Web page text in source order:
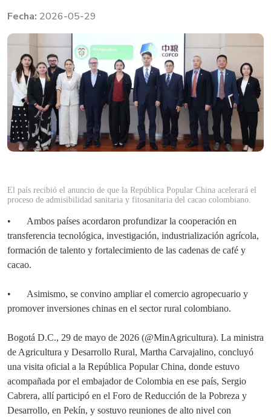
2026-05-29
El país recibió el anuncio de que la República Popular China acelerará el
proceso de admisibilidad sanitaria y fitosanitaria del cacao colombiano.
•
Ambos países acordaron profundizar la cooperación en
transferencia tecnológica, investigación, industrialización agrícola,
formación de talento y fortalecimiento de las cadenas de café y
cacao.
•
Asimismo, se convino ampliar el comercio agropecuario y
promover inversiones chinas en el sector rural colombiano.
Bogotá D.C., 29 de mayo de 2026 (@MinAgricultura). La ministra
de Agricultura y Desarrollo Rural, Martha Carvajalino, concluyó
una visita oficial a la República Popular China, donde estuvo
acompañada por el embajador de Colombia en ese país, Sergio
Cabrera, allí participó en el Foro de Reducción de la Pobreza y
Desarrollo, en Pekín, y sostuvo reuniones de alto nivel con